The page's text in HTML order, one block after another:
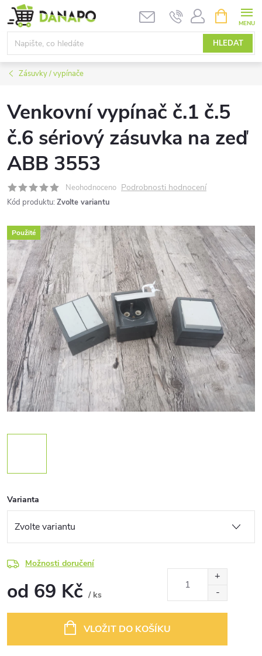
Přejít
na
obsah
HLEDAT
NÁKUPNÍ
KOŠÍK
Zásuvky / vypínače
Venkovní vypínač č.1 č.5
č.6 sériový zásuvka na zeď
ABB 3553
Neohodnoceno Podrobnosti hodnocení
Kód produktu: Zvolte variantu
Použité
Varianta
Možnosti doručení
od 69 Kč / ks
VLOŽIT DO KOŠÍKU